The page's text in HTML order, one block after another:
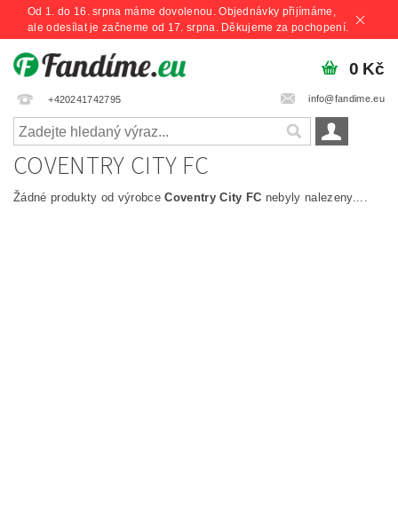
Od 1. do 16. srpna máme dovolenou. Objednávky přijímáme,
ale odesílat je začneme od 17. srpna. Děkujeme za pochopení.
+420241742795 info@fandime.eu
0 Kč
COVENTRY CITY FC
Žádné produkty od výrobceCoventry City FC nebyly nalezeny....